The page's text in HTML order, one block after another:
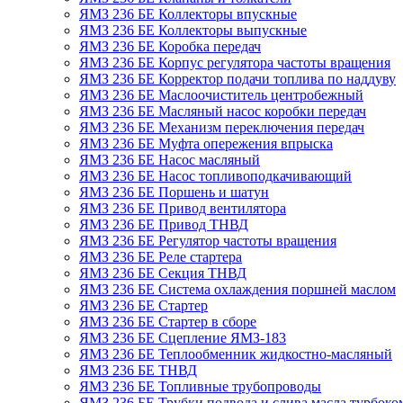
ЯМЗ 236 БЕ Коллекторы впускные
ЯМЗ 236 БЕ Коллекторы выпускные
ЯМЗ 236 БЕ Коробка передач
ЯМЗ 236 БЕ Корпус регулятора частоты вращения
ЯМЗ 236 БЕ Корректор подачи топлива по наддуву
ЯМЗ 236 БЕ Маслоочиститель центробежный
ЯМЗ 236 БЕ Масляный насос коробки передач
ЯМЗ 236 БЕ Механизм переключения передач
ЯМЗ 236 БЕ Муфта опережения впрыска
ЯМЗ 236 БЕ Насос масляный
ЯМЗ 236 БЕ Насос топливоподкачивающий
ЯМЗ 236 БЕ Поршень и шатун
ЯМЗ 236 БЕ Привод вентилятора
ЯМЗ 236 БЕ Привод ТНВД
ЯМЗ 236 БЕ Регулятор частоты вращения
ЯМЗ 236 БЕ Реле стартера
ЯМЗ 236 БЕ Секция ТНВД
ЯМЗ 236 БЕ Система охлаждения поршней маслом
ЯМЗ 236 БЕ Стартер
ЯМЗ 236 БЕ Стартер в сборе
ЯМЗ 236 БЕ Сцепление ЯМЗ-183
ЯМЗ 236 БЕ Теплообменник жидкостно-масляный
ЯМЗ 236 БЕ ТНВД
ЯМЗ 236 БЕ Топливные трубопроводы